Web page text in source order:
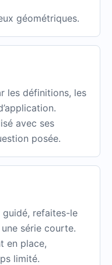
géométriques.
les définitions, les
avec ses
posée.
guidé, refaites-le
série courte.
en place,
limité.